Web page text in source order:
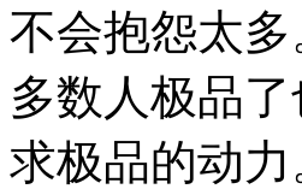
不会抱怨太
多数人极品
求极品的动